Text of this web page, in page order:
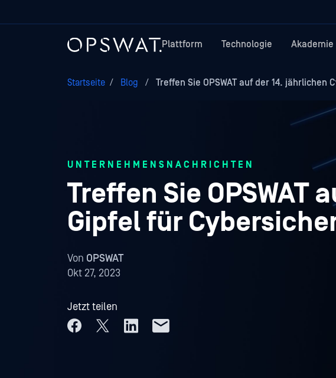
Plattform Technologie Akademie
Startseite / Blog / Treffen Sie OPSWAT auf der 14. jährlichen
UNTERNEHMENSNACHRICHTEN
Treffen Sie OPSWAT
Gipfel für
Von OPSWAT
Okt 27, 2023
Jetzt teilen